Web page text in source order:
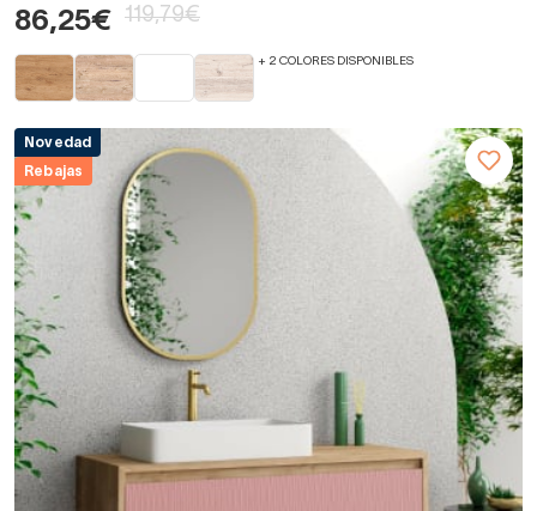
86,25€ 119,79€
+ 2 COLORES DISPONIBLES
Novedad
Rebajas